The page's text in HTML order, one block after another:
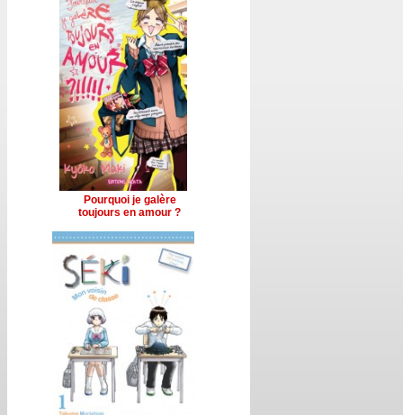
Pourquoi je galère
toujours en amour ?